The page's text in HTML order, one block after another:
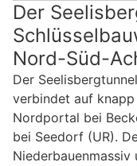
Der
Nord-Süd-
Der
verbindet auf
Nordportal bei
bei Seedorf (UR).